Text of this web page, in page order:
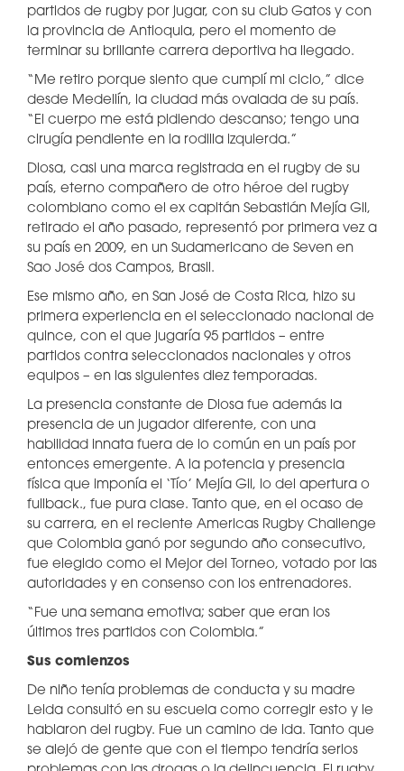
partidos de rugby por jugar, con su club Gatos y con
la provincia de Antioquia, pero el momento de
terminar su brillante carrera deportiva ha llegado.
“Me retiro porque siento que cumplí mi ciclo,” dice
desde Medellín, la ciudad más ovalada de su país.
“El cuerpo me está pidiendo descanso; tengo una
cirugía pendiente en la rodilla izquierda.”
Diosa, casi una marca registrada en el rugby de su
país, eterno compañero de otro héroe del rugby
colombiano como el ex capitán Sebastián Mejía Gil,
retirado el año pasado, representó por primera vez a
su país en 2009, en un Sudamericano de Seven en
Sao José dos Campos, Brasil.
Ese mismo año, en San José de Costa Rica, hizo su
primera experiencia en el seleccionado nacional de
quince, con el que jugaría 95 partidos – entre
partidos contra seleccionados nacionales y otros
equipos – en las siguientes diez temporadas.
La presencia constante de Diosa fue además la
presencia de un jugador diferente, con una
habilidad innata fuera de lo común en un país por
entonces emergente. A la potencia y presencia
física que imponía el ‘Tío’ Mejía Gil, lo del apertura o
fullback., fue pura clase. Tanto que, en el ocaso de
su carrera, en el reciente Americas Rugby Challenge
que Colombia ganó por segundo año consecutivo,
fue elegido como el Mejor del Torneo, votado por las
autoridades y en consenso con los entrenadores.
“Fue una semana emotiva; saber que eran los
últimos tres partidos con Colombia.”
Sus comienzos
De niño tenía problemas de conducta y su madre
Leida consultó en su escuela como corregir esto y le
hablaron del rugby. Fue un camino de ida. Tanto que
se alejó de gente que con el tiempo tendría serios